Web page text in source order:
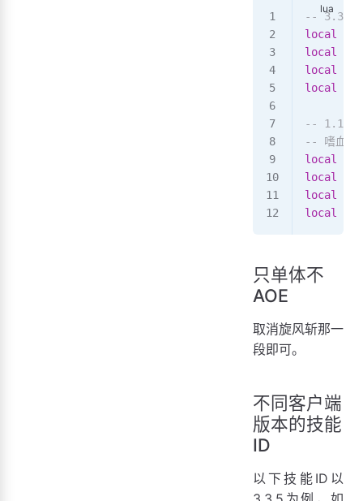
-- 3.3.5
local
local
local
local
-- 1.12.1
-- 嗜血技
local
local
local
local
只单体不
AOE
取消旋风斩那一
段即可。
不同客户端
版本的技能
ID
以下技能ID以